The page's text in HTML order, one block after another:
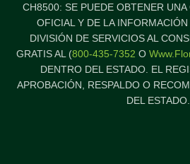
CH8500: SE PUEDE OBTENER
OFICIAL Y DE LA
DIVISIÓN DE SERVICIOS AL
GRATIS AL (800-435-7352 O
DENTRO DEL ESTADO. EL
APROBACIÓN, RESPALDO O
DEL ESTADO.